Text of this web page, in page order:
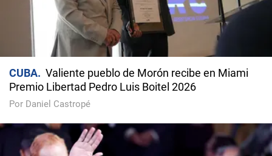
CUBA
Valiente pueblo de Morón recibe en Miami
Premio Libertad Pedro Luis Boitel 2026
Por Daniel Castropé